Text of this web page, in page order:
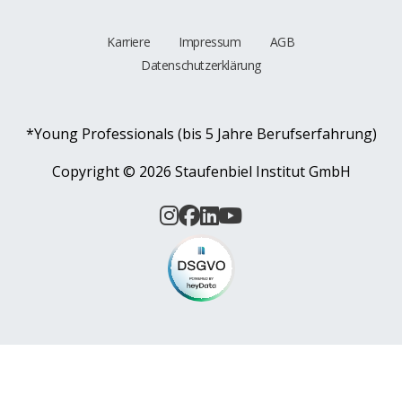
Karriere Impressum
AGB
Datenschutzerklärung
*Young Professionals (bis 5 Jahre Berufserfahrung)
Copyright © 2026 Staufenbiel Institut GmbH